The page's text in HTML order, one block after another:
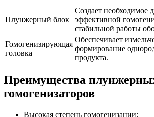
Плунжерный блок
Создает необходимое
эффективной
стабильной работы
Гомогенизирующая
головка
Обеспечивает
формирование
продукта.
Преимущества
гомогенизаторов
Высокая степень гомогенизации;